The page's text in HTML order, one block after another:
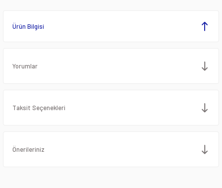
Ürün Bilgisi
Yorumlar
Taksit Seçenekleri
Önerileriniz